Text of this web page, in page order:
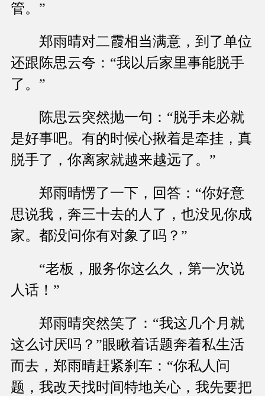
管。”
郑雨晴对二霞相当满意，到了单位
还跟陈思云夸：“我以后家里事能脱手
了。”
陈思云突然抛一句：“脱手未必就
是好事吧。有的时候心揪着是牵挂，真
脱手了，你离家就越来越远了。”
郑雨晴愣了一下，回答：“你好意
思说我，奔三十去的人了，也没见你成
家。都没问你有对象了吗？”
“老板，服务你这么久，第一次说
人话！”
郑雨晴突然笑了：“我这几个月就
这么讨厌吗？”眼瞅着话题奔着私生活
而去，郑雨晴赶紧刹车：“你私人问
题，我改天找时间特地关心，我先要把